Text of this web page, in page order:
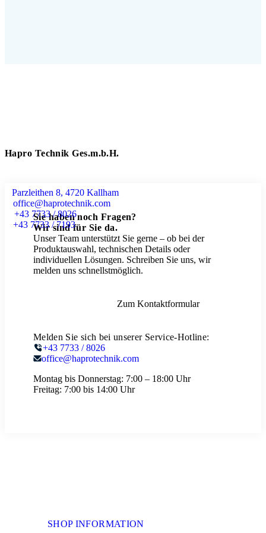
Hapro Technik Ges.m.b.H.
Parzleithen 8, 4720 Kallham
office@haprotechnik.com
+43 7733 / 8026
+43 7733 / 7193
Sie haben noch Fragen?
Wir sind für Sie da.
Unser Team unterstützt Sie gerne – ob bei der
Produktauswahl, technischen Details oder
individuellen Lösungen. Schreiben Sie uns, wir
melden uns schnellstmöglich.
Zum Kontaktformular
Melden Sie sich bei unserer Service-Hotline:
+43 7733 / 8026
office@haprotechnik.com
Montag bis Donnerstag: 7:00 – 18:00 Uhr
Freitag: 7:00 bis 14:00 Uhr
SHOP INFORMATION